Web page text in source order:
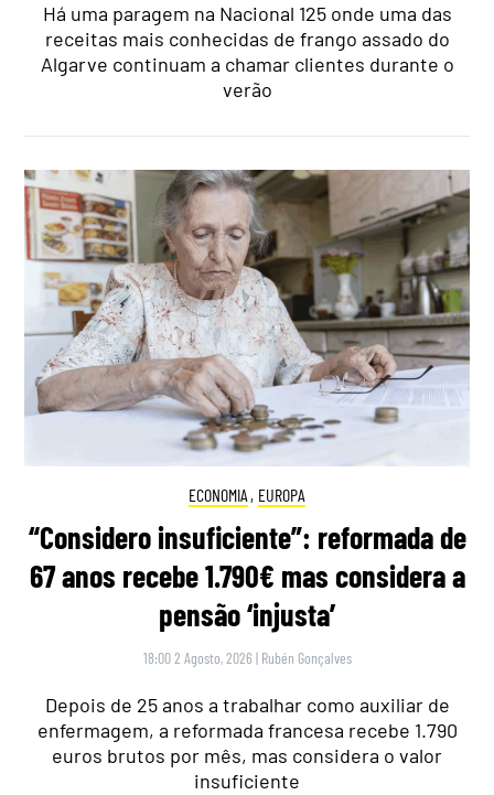
Há uma paragem na Nacional 125 onde uma das
receitas mais conhecidas de frango assado do
Algarve continuam a chamar clientes durante o
verão
ECONOMIA , EUROPA
“Considero insuficiente”: reformada de
67 anos recebe 1.790€ mas considera a
pensão ‘injusta’
18:00 2 Agosto, 2026 | Rubén Gonçalves
Depois de 25 anos a trabalhar como auxiliar de
enfermagem, a reformada francesa recebe 1.790
euros brutos por mês, mas considera o valor
insuficiente